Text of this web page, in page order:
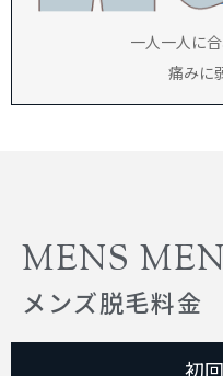
一人一人に
痛みに
MENS
メンズ脱毛料金
初